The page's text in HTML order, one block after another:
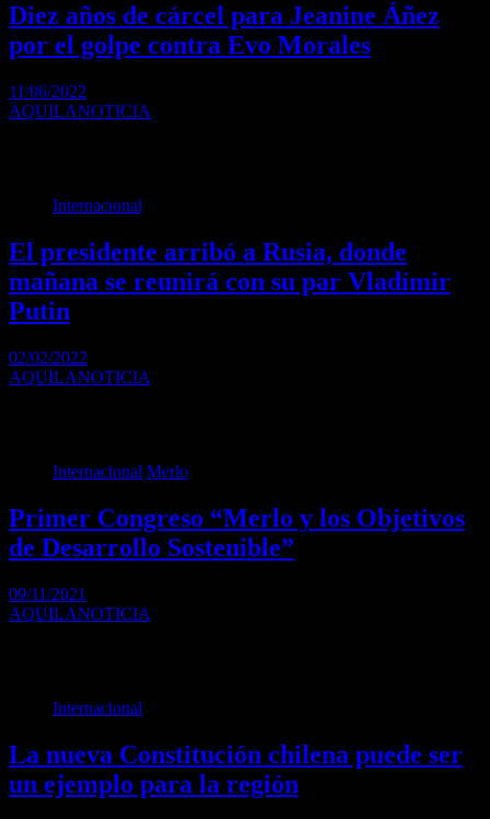
Diez años de cárcel para Jeanine Áñez
por el golpe contra Evo Morales
11/06/2022
AQUILANOTICIA
Internacional
El presidente arribó a Rusia, donde
mañana se reunirá con su par Vladímir
Putin
02/02/2022
AQUILANOTICIA
Internacional Merlo
Primer Congreso “Merlo y los Objetivos
de Desarrollo Sostenible”
09/11/2021
AQUILANOTICIA
Internacional
La nueva Constitución chilena puede ser
un ejemplo para la región